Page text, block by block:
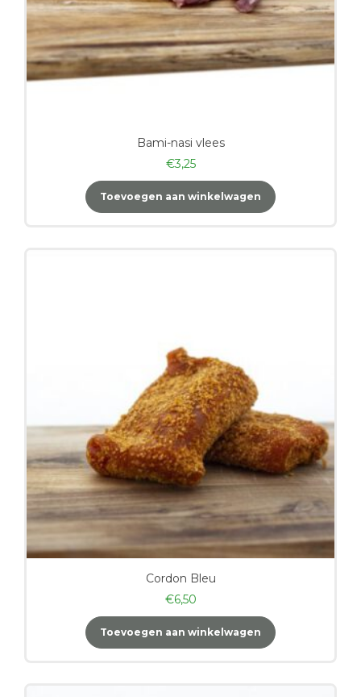
Bami-nasi vlees
€3,25
Toevoegen aan winkelwagen
Cordon Bleu
€6,50
Toevoegen aan winkelwagen